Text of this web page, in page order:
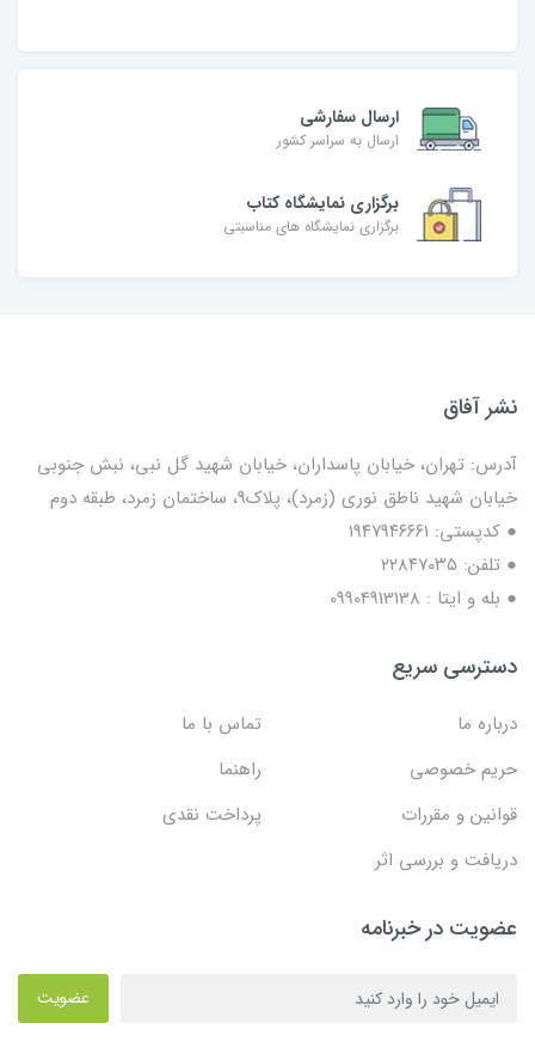
ارسال سفارشی
ارسال به سراسر کشور
برگزاری نمایشگاه کتاب
برگزاری نمایشگاه های مناسبتی
نشر آفاق
آدرس: تهران، خیابان پاسداران، خیابان شهید گل نبی، نبش جنوبی
خیابان شهید ناطق نوری (زمرد)، پلاک9، ساختمان زمرد، طبقه دوم
● کدپستی: ۱۹۴۷۹۴۶۶۶۱
● تلفن: ٢٢٨۴٧۰۳۵
● بله و ایتا : 09904913138
دسترسی سریع
درباره ما
تماس با ما
حریم خصوصی
راهنما
قوانین و مقررات
پرداخت نقدی
دریافت و بررسی اثر
عضویت در خبرنامه
عضویت